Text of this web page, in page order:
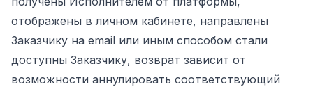
отображены в личном кабинете, направлены
Заказчику на email или иным способом стали
доступны Заказчику, возврат зависит от
возможности аннулировать соответствующий